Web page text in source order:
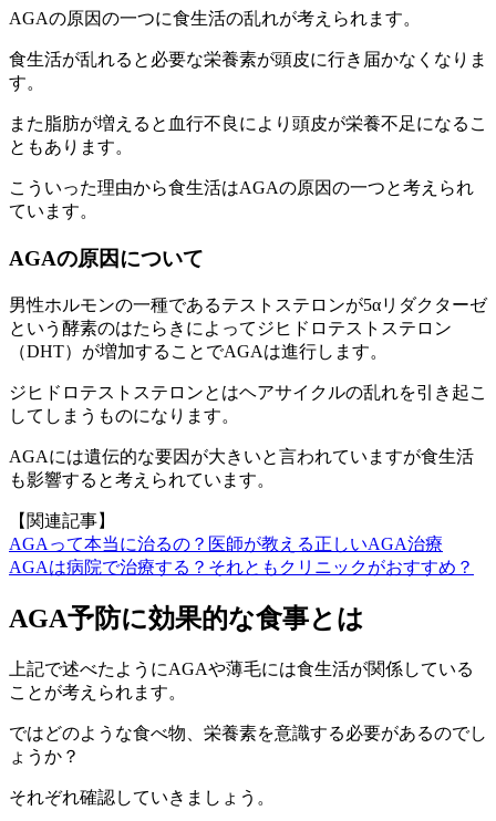
AGAの原因の一つに食生活の乱れが考えられます。
食生活が乱れると必要な栄養素が頭皮に行き届かなくなりま
す。
また脂肪が増えると血行不良により頭皮が栄養不足になるこ
ともあります。
こういった理由から食生活はAGAの原因の一つと考えられ
ています。
AGAの原因について
男性ホルモンの一種であるテストステロンが5αリダクターゼ
という酵素のはたらきによってジヒドロテストステロン
（DHT）が増加することでAGAは進行します。
ジヒドロテストステロンとはヘアサイクルの乱れを引き起こ
してしまうものになります。
AGAには遺伝的な要因が大きいと言われていますが食生活
も影響すると考えられています。
【関連記事】
AGAって本当に治るの？医師が教える正しいAGA治療
AGAは病院で治療する？それともクリニックがおすすめ？
AGA予防に効果的な食事とは
上記で述べたようにAGAや薄毛には食生活が関係している
ことが考えられます。
ではどのような食べ物、栄養素を意識する必要があるのでし
ょうか？
それぞれ確認していきましょう。